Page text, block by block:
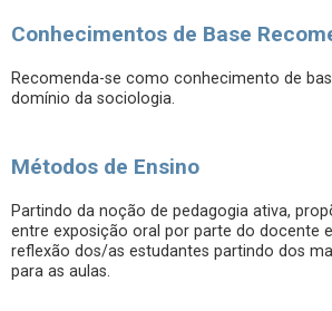
Conhecimentos de Base
Recomenda-se como conhecimento de
domínio da sociologia.
Métodos de Ensino
Partindo da noção de pedagogia ativa,
entre exposição oral por parte do docente
reflexão dos/as estudantes partindo dos
para as aulas.